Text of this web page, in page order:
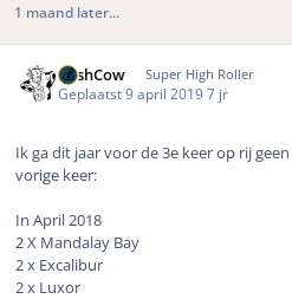
1 maand later...
CashCow Super High Roller
Geplaatst9 april 20197 jr
Ik ga dit jaar voor de 3e keer op rij
vorige keer:
In April 2018
2 X Mandalay Bay
2 x Excalibur
2 x Luxor